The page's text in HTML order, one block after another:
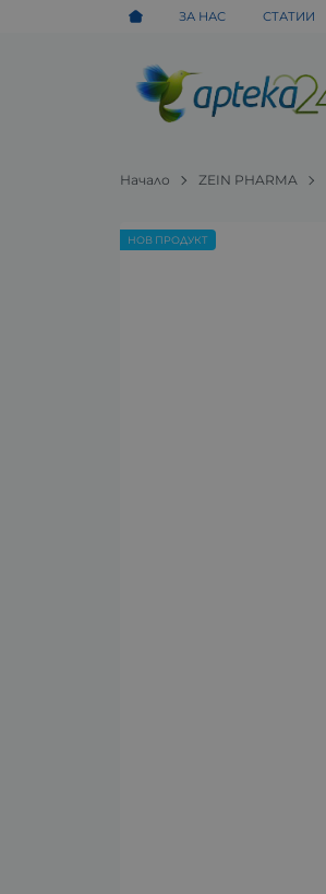
ЗА НАС СТАТИИ
Начало ZEIN PHARMA
НОВ ПРОДУКТ